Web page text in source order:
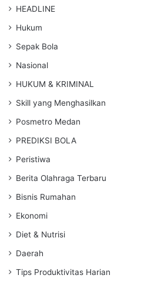
HEADLINE
Hukum
Sepak Bola
Nasional
HUKUM & KRIMINAL
Skill yang Menghasilkan
Posmetro Medan
PREDIKSI BOLA
Peristiwa
Berita Olahraga Terbaru
Bisnis Rumahan
Ekonomi
Diet & Nutrisi
Daerah
Tips Produktivitas Harian